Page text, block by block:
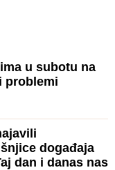
u subotu na
problemi
događaja
dan i danas nas